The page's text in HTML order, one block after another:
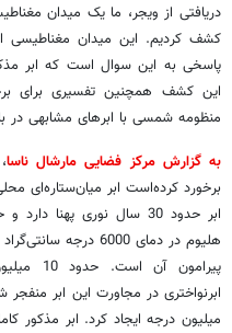
دریافتی از ویجر، ما یک میدان
کشف کردیم. این میدان مغناطیسی
پاسخی به این سوال است که ابر
این کشف همچنین تفسیری برای
منظومه شمسی با ابرهای مشابهی در
به گزارش مرکز فضایی مارشال ناسا
ابر حدود 30 سال نوری
هلیوم در دمای 6000
ابرنواختری در مجاورت این ابر
میلیون درجه ایجاد کرد. ابر مذکور